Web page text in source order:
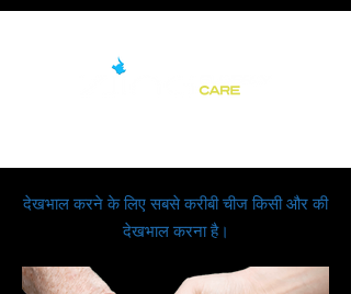
देखभाल करने के लिए सबसे करीबी चीज किसी और की
देखभाल करना है।